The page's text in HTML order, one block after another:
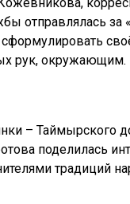
отправлялась за
рук, окружающим.
– Таймырского
поделилась
традиций